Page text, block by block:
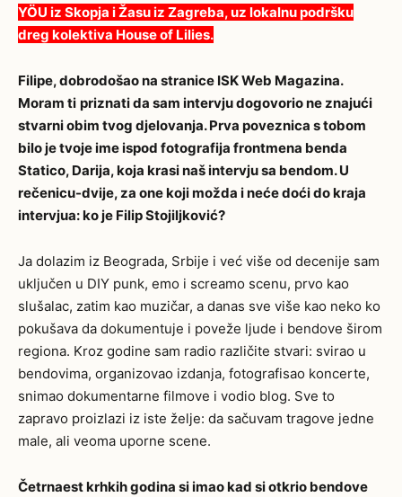
YÖU iz Skopja i Žasu iz Zagreba, uz lokalnu podršku
dreg kolektiva House of Lilies.
Filipe, dobrodošao na stranice ISK Web Magazina.
Moram ti priznati da sam intervju dogovorio ne znajući
stvarni obim tvog djelovanja. Prva poveznica s tobom
bilo je tvoje ime ispod fotografija frontmena benda
Statico, Darija, koja krasi naš intervju sa bendom. U
rečenicu-dvije, za one koji možda i neće doći do kraja
intervjua: ko je Filip Stojiljković?
Ja dolazim iz Beograda, Srbije i već više od decenije sam
uključen u DIY punk, emo i screamo scenu, prvo kao
slušalac, zatim kao muzičar, a danas sve više kao neko ko
pokušava da dokumentuje i poveže ljude i bendove širom
regiona. Kroz godine sam radio različite stvari: svirao u
bendovima, organizovao izdanja, fotografisao koncerte,
snimao dokumentarne filmove i vodio blog. Sve to
zapravo proizlazi iz iste želje: da sačuvam tragove jedne
male, ali veoma uporne scene.
Četrnaest krhkih godina si imao kad si otkrio bendove